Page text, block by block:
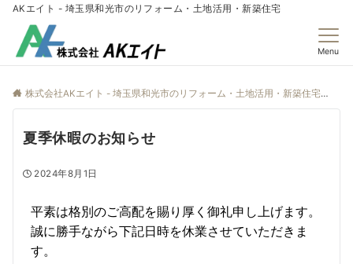
AKエイト - 埼玉県和光市のリフォーム・土地活用・新築住宅
Menu
株式会社AKエイト - 埼玉県和光市のリフォーム・土地活用・新築住宅
夏季休暇のお知らせ
2024年8月1日
平素は格別のご高配を賜り厚く御礼申し上げます。
誠に勝手ながら下記日時を休業させていただきま
す。